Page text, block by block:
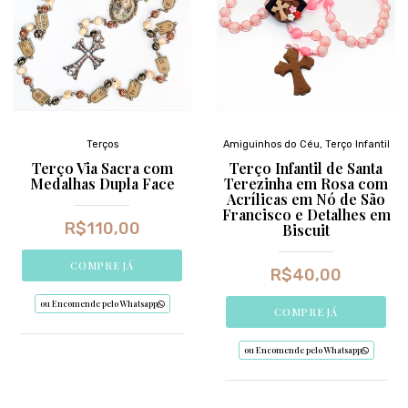
Terços
Terço Via Sacra com
Medalhas Dupla Face
R$110,00
COMPRE JÁ
ou Encomende pelo Whatsapp
Amiguinhos do Céu, Terço Infantil
Terço Infantil de Santa
Terezinha em Rosa com
Acrílicas em Nó de São
Francisco e Detalhes em
Biscuit
R$40,00
COMPRE JÁ
ou Encomende pelo Whatsapp